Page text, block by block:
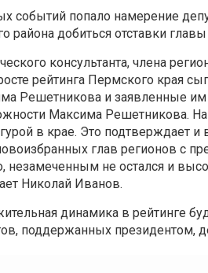
событий попало намерение
района добиться отставки
консультанта, члена
рейтинга Пермского края
Решетникова и заявленные
Максима Решетникова.
в крае. Это подтверждает и
глав регионов с
незамеченным не остался и
Николай Иванов.
динамика в рейтинге
поддержанных президентом,